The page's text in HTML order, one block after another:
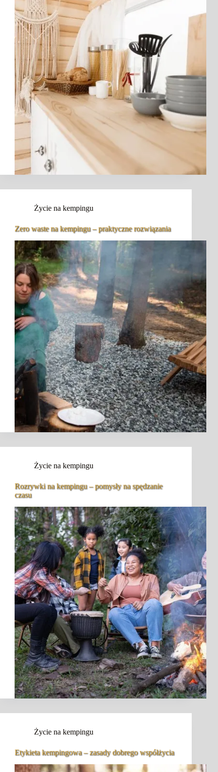
Życie na kempingu
Zero waste na kempingu – praktyczne rozwiązania
Życie na kempingu
Rozrywki na kempingu – pomysły na spędzanie
czasu
Życie na kempingu
Etykieta kempingowa – zasady dobrego współżycia